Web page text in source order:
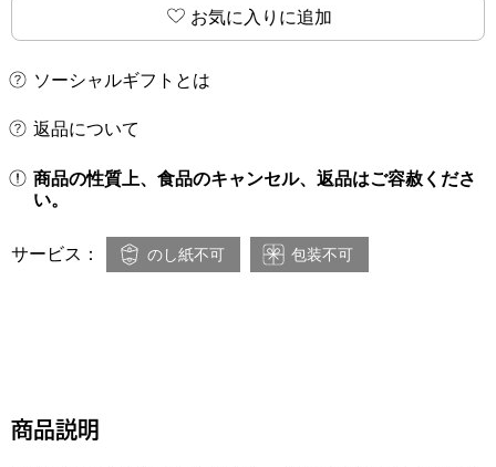
お気に入りに追加
ソーシャルギフトとは
返品について
商品の性質上、食品のキャンセル、返品はご容赦くださ
い。
サービス： のし紙不可 包装不可
商品説明